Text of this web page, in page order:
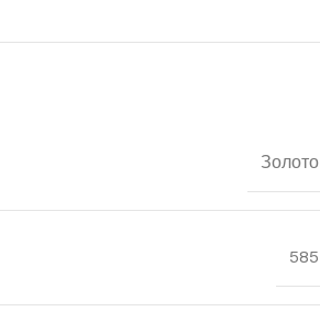
Золото
585